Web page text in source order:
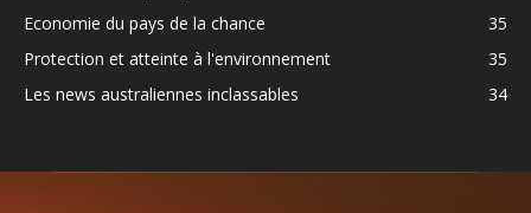
Economie du pays de la chance
35
Protection et atteinte à l'environnement
35
Les news australiennes inclassables
34